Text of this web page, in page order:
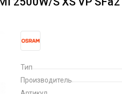
Тип
Производитель